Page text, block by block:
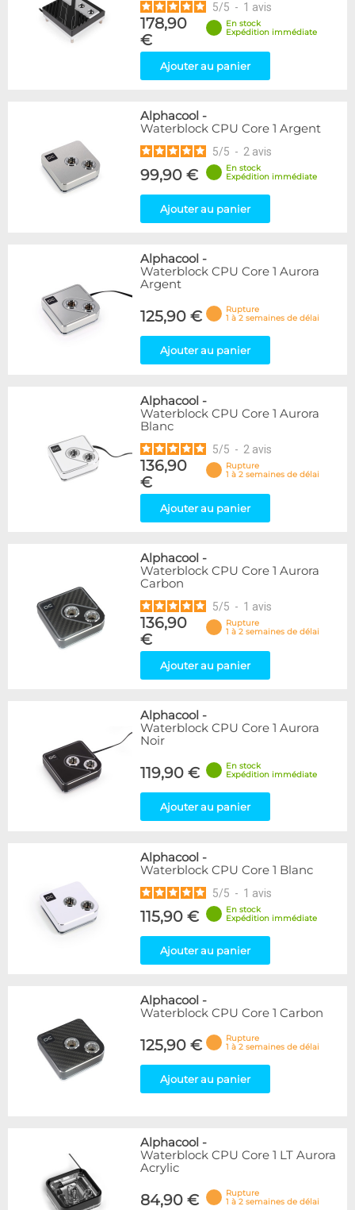
5/5 - 1 avis
178,90
€
En stock
Expédition immédiate
Ajouter au panier
Alphacool -
Waterblock CPU Core 1 Argent
5/5 - 2 avis
99,90 €
En stock
Expédition immédiate
Ajouter au panier
Alphacool -
Waterblock CPU Core 1 Aurora
Argent
125,90 €
Rupture
1 à 2 semaines de délai
Ajouter au panier
Alphacool -
Waterblock CPU Core 1 Aurora
Blanc
5/5 - 2 avis
136,90
€
Rupture
1 à 2 semaines de délai
Ajouter au panier
Alphacool -
Waterblock CPU Core 1 Aurora
Carbon
5/5 - 1 avis
136,90
€
Rupture
1 à 2 semaines de délai
Ajouter au panier
Alphacool -
Waterblock CPU Core 1 Aurora
Noir
119,90 €
En stock
Expédition immédiate
Ajouter au panier
Alphacool -
Waterblock CPU Core 1 Blanc
5/5 - 1 avis
115,90 €
En stock
Expédition immédiate
Ajouter au panier
Alphacool -
Waterblock CPU Core 1 Carbon
125,90 €
Rupture
1 à 2 semaines de délai
Ajouter au panier
Alphacool -
Waterblock CPU Core 1 LT Aurora
Acrylic
84,90 €
Rupture
1 à 2 semaines de délai